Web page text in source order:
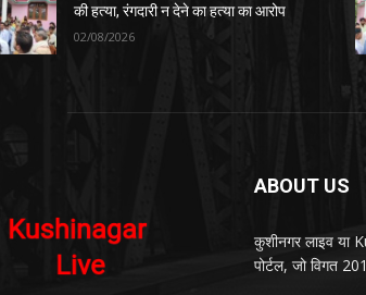
की हत्या, रंगदारी न देने का हत्या का आरोप
02/08/2026
ABOUT US
कुशीनगर लाइव या
पोर्टल, जो विगत